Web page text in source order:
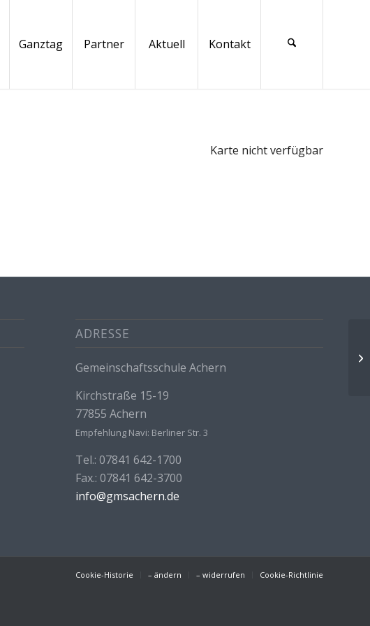
Ganztag Partner Aktuell Kontakt
Karte nicht verfügbar
ADRESSE
Gemeinschaftsschule Achern
Kirchstraße 15-19
77855 Achern
Empfehlung Navi: Berliner Str. 3
Tel.: 07841 642-1700
Fax.: 07841 642-3700
info@gmsachern.de
Cookie-Historie – ändern – widerrufen Cookie-Richtlinie